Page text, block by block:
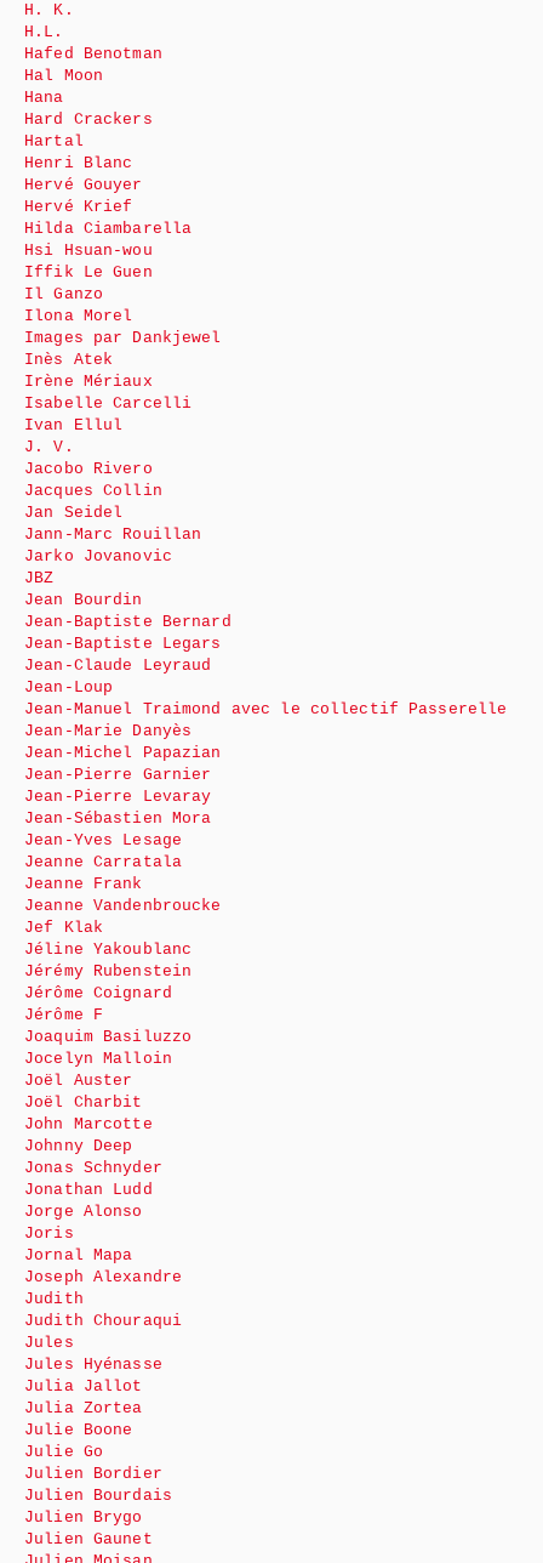
H. K.
H.L.
Hafed Benotman
Hal Moon
Hana
Hard Crackers
Hartal
Henri Blanc
Hervé Gouyer
Hervé Krief
Hilda Ciambarella
Hsi Hsuan-wou
Iffik Le Guen
Il Ganzo
Ilona Morel
Images par Dankjewel
Inès Atek
Irène Mériaux
Isabelle Carcelli
Ivan Ellul
J. V.
Jacobo Rivero
Jacques Collin
Jan Seidel
Jann-Marc Rouillan
Jarko Jovanovic
JBZ
Jean Bourdin
Jean-Baptiste Bernard
Jean-Baptiste Legars
Jean-Claude Leyraud
Jean-Loup
Jean-Manuel Traimond avec le collectif Passerelle
Jean-Marie Danyès
Jean-Michel Papazian
Jean-Pierre Garnier
Jean-Pierre Levaray
Jean-Sébastien Mora
Jean-Yves Lesage
Jeanne Carratala
Jeanne Frank
Jeanne Vandenbroucke
Jef Klak
Jéline Yakoublanc
Jérémy Rubenstein
Jérôme Coignard
Jérôme F
Joaquim Basiluzzo
Jocelyn Malloin
Joël Auster
Joël Charbit
John Marcotte
Johnny Deep
Jonas Schnyder
Jonathan Ludd
Jorge Alonso
Joris
Jornal Mapa
Joseph Alexandre
Judith
Judith Chouraqui
Jules
Jules Hyénasse
Julia Jallot
Julia Zortea
Julie Boone
Julie Go
Julien Bordier
Julien Bourdais
Julien Brygo
Julien Gaunet